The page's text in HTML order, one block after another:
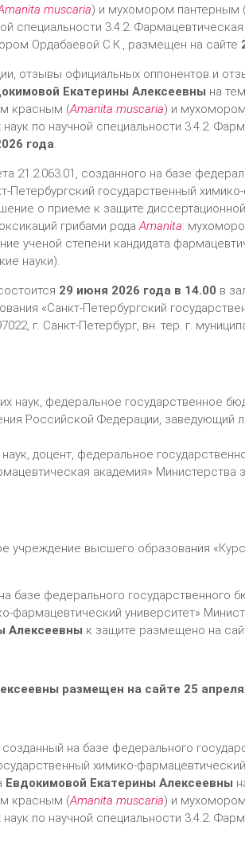
muscaria) и мухомором пантерным
специальности 3.4.2.
Ордабаевой С.К., размещен на сайте
отзывы официальных оппонентов и
Екатерины Алексеевны на
красным (Аmanita muscaria) и
по научной специальности 3.4.2.
года.
21.2.063.01, созданного на базе
государственный
о приеме к защите
грибами родаАmanita:
ученой степени кандидата
науки).
29 июня 2026 года в 14.00 в
«Санкт-Петербургский
г. Санкт-Петербург, вн. тер. г.
наук, федеральное государственное
Российской Федерации, заведующий
доцент, федеральное
академия» Министерства
высшего образования
базе федерального
фармацевтический университет»
Алексеевны к защите размещено на
размещен на сайте 25
на базе федерального
химико-
Евдокимовой Екатерины Алексеевны
красным (Аmanita muscaria) и
по научной специальности 3.4.2.